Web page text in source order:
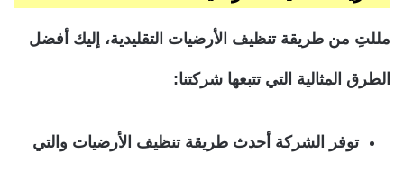
مللتِ من طريقة تنظيف الأرضيات التقليدية، إليك أفضل
الطرق المثالية التي تتبعها شركتنا:
توفر الشركة أحدث طريقة تنظيف الأرضيات والتي